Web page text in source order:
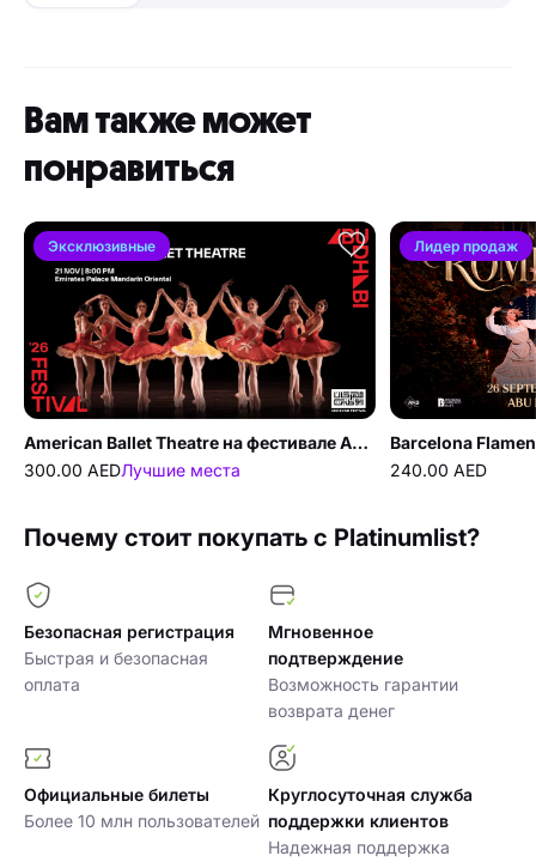
Вам также может
понравиться
Эксклюзивные
300.00 AED Лучшие места
Лидер продаж
Почему стоит покупать с Platinumlist?
Безопасная регистрация
Быстрая и безопасная
Мгновенное
подтверждение
Возможность гарантии